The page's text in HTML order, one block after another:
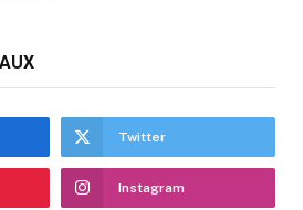
Twitter
Instagram